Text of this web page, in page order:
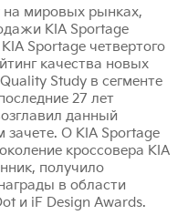
на мировых рынках,
KIA Sportage
Sportage четвертого
качества новых
Study в сегменте
27 лет
данный
зачете. О KIA Sportage
кроссовера KIA
получило
в области
и iF Design Awards.